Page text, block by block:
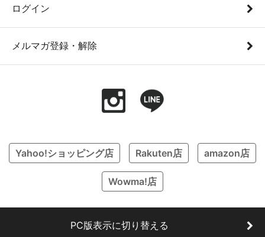
ログイン
メルマガ登録・解除
Yahoo!ショッピング店 Rakuten店 amazon店
Wowma!店
PC版表示に切り替える